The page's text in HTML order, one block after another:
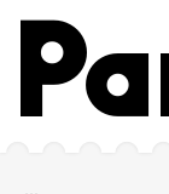
跳到主要內容區塊
網站導覽